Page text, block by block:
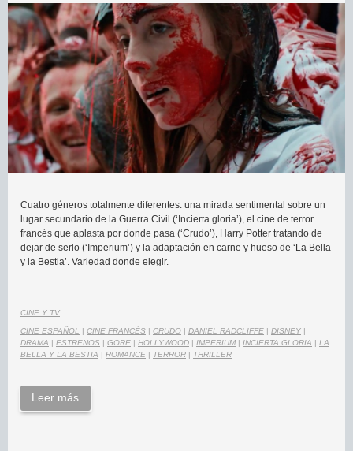
Cuatro géneros totalmente diferentes: una mirada sentimental sobre un
lugar secundario de la Guerra Civil (‘Incierta gloria’), el cine de terror
francés que aplasta por donde pasa (‘Crudo’), Harry Potter tratando de
dejar de serlo (‘Imperium’) y la adaptación en carne y hueso de ‘La Bella
y la Bestia’. Variedad donde elegir.
CINE Y TV
CINE ESPAÑOL | CINE FRANCÉS | CRUDO | DANIEL RADCLIFFE | DISNEY |
DRAMA | ESTRENOS | GORE | HOLLYWOOD | IMPERIUM | INCIERTA GLORIA | LA
BELLA Y LA BESTIA | ROMANCE | TERROR | THRILLER
Leer más